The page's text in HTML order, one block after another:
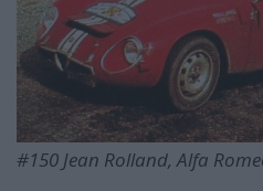
#150 Jean Rolland, Alfa